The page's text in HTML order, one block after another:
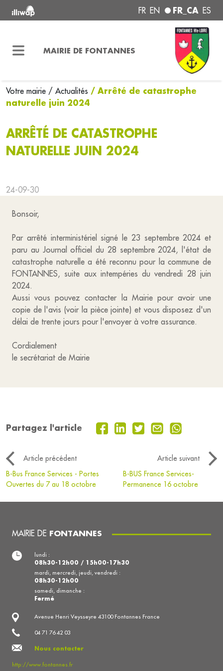
FR EN FR_CA ES
MAIRIE DE FONTANNES
Votre mairie / Actualités / Arrêté de catastrophe
naturelle juin 2024
ARRÊTÉ DE CATASTROPHE
NATURELLE JUIN 2024
24-09-30
Bonsoir,
Par arrêté interministériel signé le 23 septembre 2024 et
paru au Journal officiel du 28 septembre 2024, l'état de
catastrophe naturelle a été reconnu pour la commune de
FONTANNES, suite aux intempéries du vendredi 28 juin
2024.
Aussi vous pouvez contacter la Mairie pour avoir une
copie de l'avis (voir la pièce jointe) et vous disposez d'un
délai de trente jours pour l'envoyer à votre assurance.
Cordialement
le secrétariat de Mairie
Partagez l'article
Article précédent
Article suivant
B-Bus France Services - Portes
Ouvertes du 7 au 18 octobre
B-BUS France Services-
Permanence 16 octobre
MAIRIE DE FONTANNES
Avenue Henri Veysseyre 43100 Fontannes France
04 71 76 42 03
Nous contacter
http://www.fontannes.fr
lundi :
08h30-12h00 / 15h00-17h30
mardi, mercredi, jeudi, vendredi :
08h30-12h00
samedi, dimanche :
Fermé